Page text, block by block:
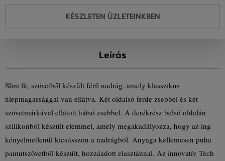
KÉSZLETEN ÜZLETEINKBEN
Leírás
Slim fit, szövetből készült férfi nadrág, amely klasszikus
ülepmagassággal van ellátva. Két oldalsó ferde zsebbel és két
szövetmárkával ellátott hátsó zsebbel. A derékrész belső oldalán
szilikonból készült elemmel, amely megakadályozza, hogy az ing
kényelmetlenül kicsússzon a nadrágból. Anyaga kellemesen puha
pamutszövetből készült, hozzáadott elasztánnal. Az innovatív Tech